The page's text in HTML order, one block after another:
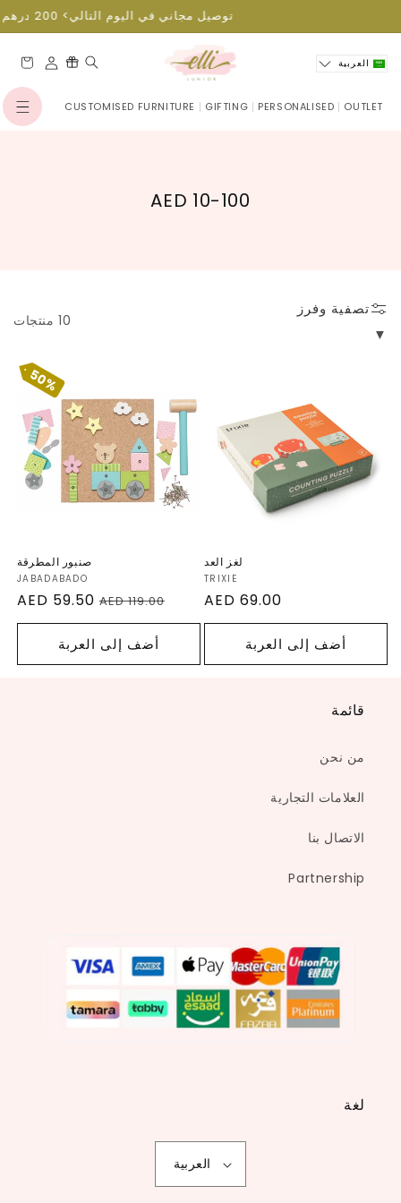
المحتوى
توصيل مجاني في اليوم التالي> 200 درهم
OUTLET
PERSONALISED
GIFTING
CUSTOMISED FURNITUREتسجيل
العربة العربية
ا
10-100 AED
تصفية وفرز
10 منتجات
لغز العد
البائع:TRIXIE
السعر
العادي
AED 69.00
أضف إلى العربة
50%
صنبور المطرقة
تخفيض
صنبور المطرقة
JABADABADO
السعر
العادي
AED 119.00 سعر
البيع
AED 59.50
أضف إلى العربة
قائمة
من نحن
العلامات التجارية
الاتصال بنا
Partnership
لغة
العربية